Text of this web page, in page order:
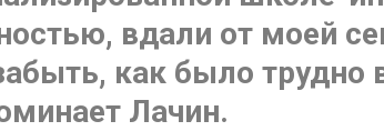
вдали от моей
как было трудно
Лачин.